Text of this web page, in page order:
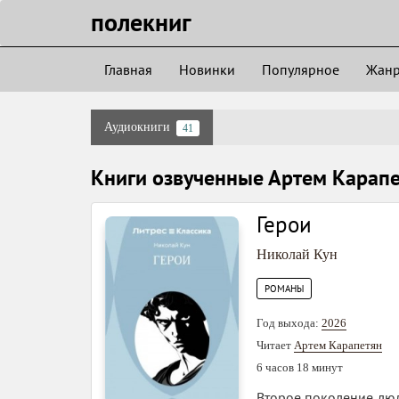
полекниг
Главная Новинки Популярное
Аудиокниги 41
Книги озвученные Артем
Герои
Николай Кун
РОМАНЫ
Год выхода: 2026
Читает Артем Карапетян
6 часов 18 минут